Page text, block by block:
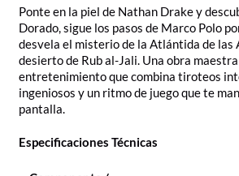
Ponte en la piel de Nathan Drake y
Dorado, sigue los pasos de Marco Polo
desvela el misterio de la Atlántida de las
desierto de Rub al-Jali. Una obra
entretenimiento que combina tiroteos
ingeniosos y un ritmo de juego que te
pantalla.
Especificaciones Técnicas